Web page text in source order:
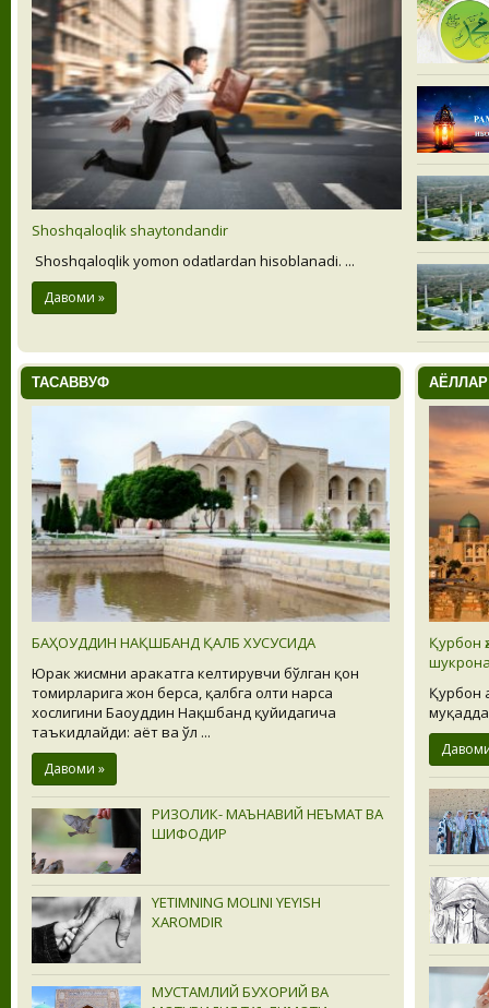
Shoshqaloqlik shaytondandir
Shoshqaloqlik yomon odatlardan hisoblanadi. ...
Давоми »
ТАСАВВУФ
БАҲОУДДИН НАҚШБАНД ҚАЛБ ХУСУСИДА
Юрак жисмни ҳаракатга келтирувчи бўлган қон
томирларига жон берса, қалбга олти нарса
хослигини Баҳоуддин Нақшбанд қуйидагича
таъкидлайди: ҳаёт ва ўл ...
Давоми »
РИЗОЛИК- МАЪНАВИЙ НЕЪМАТ ВА
ШИФОДИР
YETIMNING MOLINI YEYISH
XAROMDIR
МУСТАМЛИЙ БУХОРИЙ ВА
Қурбон
Қурбон